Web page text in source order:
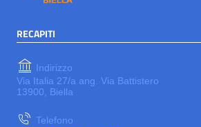
RECAPITI
Indirizzo
Via Italia 27/a ang. Via Battistero
13900, Biella
Telefono